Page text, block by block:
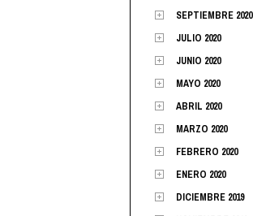
SEPTIEMBRE 2020
JULIO 2020
JUNIO 2020
MAYO 2020
ABRIL 2020
MARZO 2020
FEBRERO 2020
ENERO 2020
DICIEMBRE 2019